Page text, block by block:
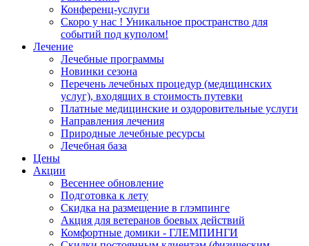
Конференц-услуги
Скоро у нас ! Уникальное пространство для
событий под куполом!
Лечение
Лечебные программы
Новинки сезона
Перечень лечебных процедур (медицинских
услуг), входящих в стоимость путевки
Платные медицинские и оздоровительные услуги
Направления лечения
Природные лечебные ресурсы
Лечебная база
Цены
Акции
Весеннее обновление
Подготовка к лету
Скидка на размещение в глэмпинге
Акция для ветеранов боевых действий
Комфортные домики - ГЛЕМПИНГИ